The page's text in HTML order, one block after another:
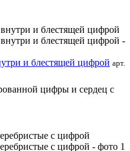
и блестящей цифрой арт.
цифры и сердец с